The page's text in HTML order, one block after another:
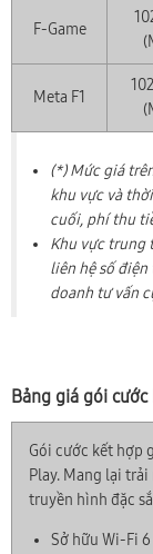
F-Game
Meta F1
(*) Mức giá
khu vực và
cuối, phí thu
Khu vực trung
liên hệ số
doanh tư vấn
Bảng giá gói
Gói cước kết hợp
Play. Mang lại
truyền hình đặc
Sở hữu Wi-Fi